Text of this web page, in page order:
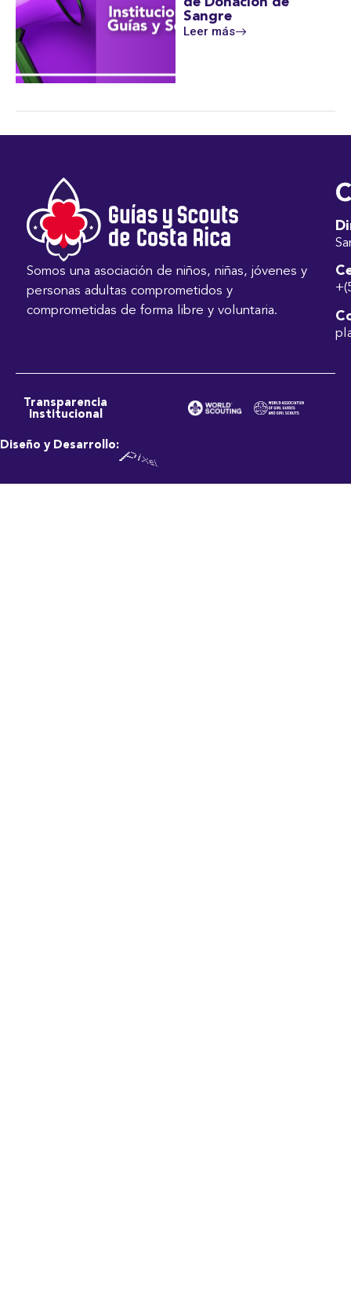
Sangre
Leer más
Somos una asociación de niños, niñas, jóvenes y
personas adultas comprometidos y
comprometidas de forma libre y voluntaria.
Transparencia
Institucional
Diseño y Desarrollo: